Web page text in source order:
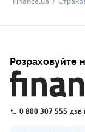
Розраховуйте
0 800 307 555